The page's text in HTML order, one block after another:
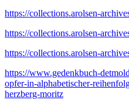
https://collections.arolsen-
https://collections.arolsen-
https://collections.arolsen-
https://www.gedenkbuch-
opfer-in-alphabetischer-
herzberg-moritz